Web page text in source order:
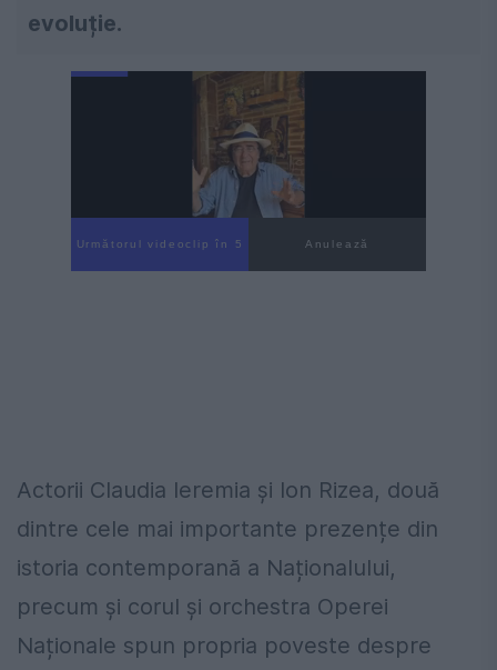
evoluție.
Următorul videoclip în 4 Anulează
Actorii Claudia Ieremia și Ion Rizea, două
dintre cele mai importante prezențe din
istoria contemporană a Naționalului,
precum și corul și orchestra Operei
Naționale spun propria poveste despre